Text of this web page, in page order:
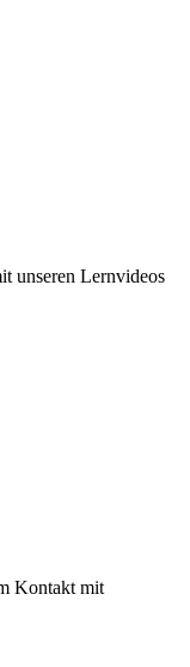
unseren Lernvideos
Kontakt mit